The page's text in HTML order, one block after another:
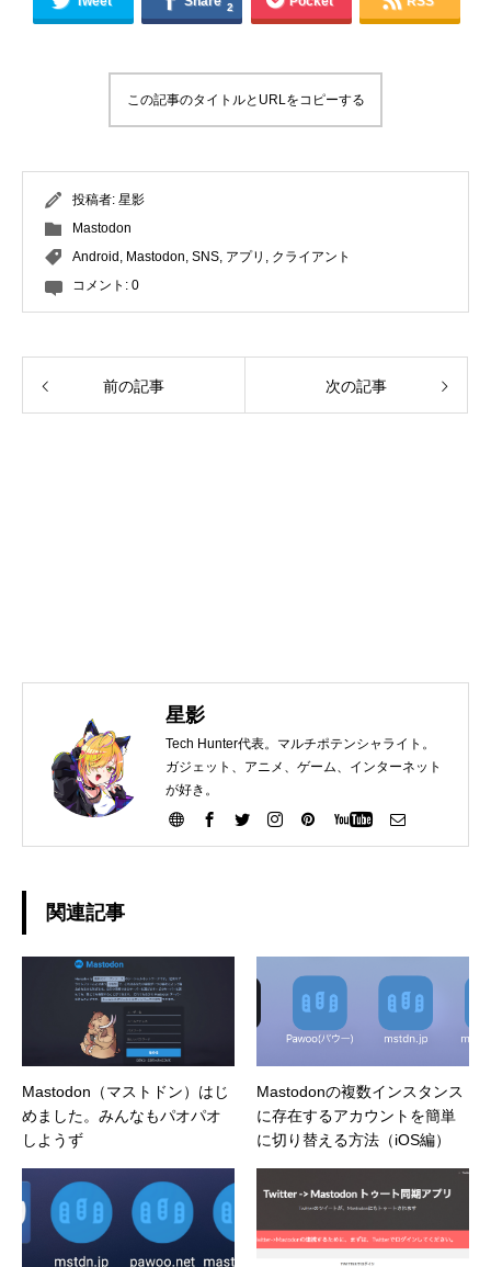
2
この記事のタイトルとURLをコピーする
投稿者: 星影
Mastodon
Android , Mastodon, SNS, アプリ , クライアント
コメント: 0
前の記事 次の記事
星影
Tech Hunter代表。マルチポテンシャライト。
ガジェット、アニメ、ゲーム、インターネット
が好き。
関連記事
Mastodon（マストドン）はじ
めました。みんなもパオパオ
しようず
Mastodonの複数インスタンス
に存在するアカウントを簡単
に切り替える方法（iOS編）